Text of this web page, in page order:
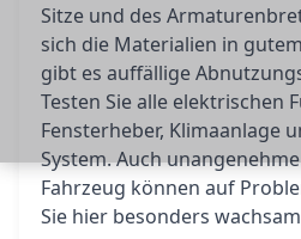
Sitze und des
sich die Materialien in
gibt es auffällige
Testen Sie alle elektrischen
Fensterheber, Klimaanlage
System. Auch
Fahrzeug können auf
Sie hier besonders